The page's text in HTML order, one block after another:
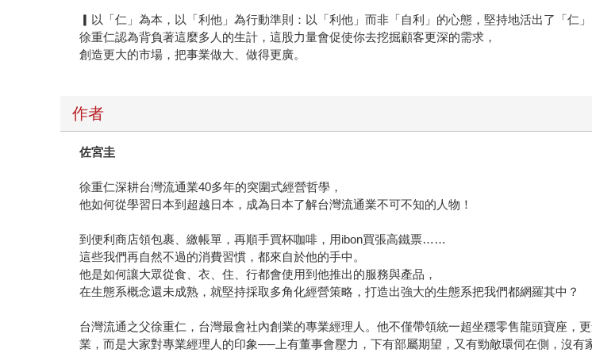
▎以「仁」為本，以「利他」為行動準則：以「利他」而非「自利」的心態，堅持地活出了「仁
徐重仁認為背負著這麼多人的生計，這股力量會促使你去挖掘顧客更深的需求，
創造更大的市場，把事業做大、做得更廣。
作者
佐宮圭
徐重仁深耕台灣流通業40多年的突圍式經營哲學，
他如何從學習日本到超越日本，成為日本了解台灣流通業不可不知的人物！
到便利商店領包裹、繳帳單，再順手買杯咖啡，用ibon買張高鐵票……
這些我們再自然不過的消費習慣，都來自於他的手中。
他是如何讓大眾從食、衣、住、行都會使用到他推出的服務與產品，
在生態系概念還未成熟，就堅持採取多角化經營策略，打造出強大的生態系把我們都網羅其中？
台灣流通之父徐重仁，台灣最會社內創業的專業經理人。他不僅帶領統一超坐穩零售龍頭寶座，
業，而是大家對專業經理人的印象──上有董事會壓力，下有部屬期望，又有勁敵環伺在側，沒